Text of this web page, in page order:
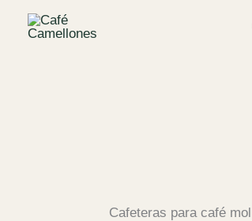
Cafeteras para café